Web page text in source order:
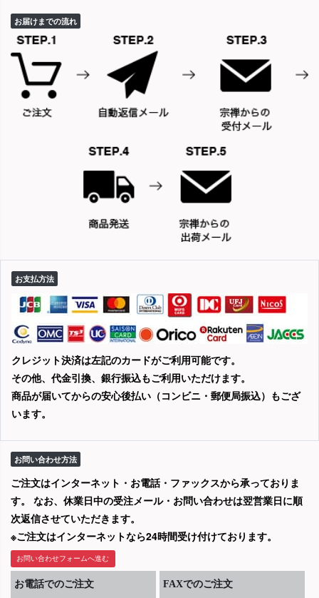
お届けまでの流れ
お支払方法
クレジット決済は左記のカードがご利用可能です。
その他、代金引換、銀行振込もご利用いただけます。
商品が届いてからの安心後払い（コンビニ・郵便局振込）もござ
います。
お問い合わせ方法
ご注文はインターネット・お電話・ファックスから承っておりま
す。 なお、休業日中の受注メール・お問い合わせは翌営業日に順
次返信させていただきます。
※ご注文はインターネットなら24時間受け付けております。
お問い合わせフォームへ進む
お電話でのご注文 FAXでのご注文